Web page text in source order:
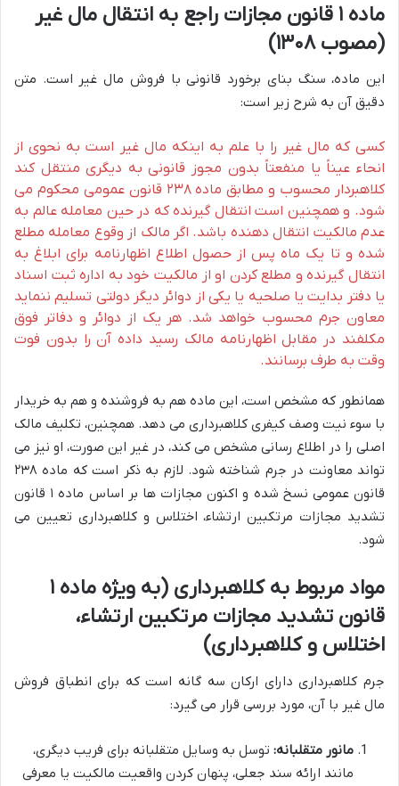
ماده ۱ قانون مجازات راجع به انتقال مال غیر
(مصوب ۱۳۰۸)
این ماده، سنگ بنای برخورد قانونی با فروش مال غیر است. متن
دقیق آن به شرح زیر است:
کسی که مال غیر را با علم به اینکه مال غیر است به نحوی از
انحاء عیناً یا منفعتاً بدون مجوز قانونی به دیگری منتقل کند
کلاهبردار محسوب و مطابق ماده ۲۳۸ قانون عمومی محکوم می
شود. و همچنین است انتقال گیرنده که در حین معامله عالم به
عدم مالکیت انتقال دهنده باشد. اگر مالک از وقوع معامله مطلع
شده و تا یک ماه پس از حصول اطلاع اظهارنامه برای ابلاغ به
انتقال گیرنده و مطلع کردن او از مالکیت خود به اداره ثبت اسناد
یا دفتر بدایت یا صلحیه یا یکی از دوائر دیگر دولتی تسلیم ننماید
معاون جرم محسوب خواهد شد. هر یک از دوائر و دفاتر فوق
مکلفند در مقابل اظهارنامه مالک رسید داده آن را بدون فوت
وقت به طرف برسانند.
همانطور که مشخص است، این ماده هم به فروشنده و هم به خریدار
با سوء نیت وصف کیفری کلاهبرداری می دهد. همچنین، تکلیف مالک
اصلی را در اطلاع رسانی مشخص می کند، در غیر این صورت، او نیز می
تواند معاونت در جرم شناخته شود. لازم به ذکر است که ماده ۲۳۸
قانون عمومی نسخ شده و اکنون مجازات ها بر اساس ماده ۱ قانون
تشدید مجازات مرتکبین ارتشاء، اختلاس و کلاهبرداری تعیین می
شود.
مواد مربوط به کلاهبرداری (به ویژه ماده ۱
قانون تشدید مجازات مرتکبین ارتشاء،
اختلاس و کلاهبرداری)
جرم کلاهبرداری دارای ارکان سه گانه است که برای انطباق فروش
مال غیر با آن، مورد بررسی قرار می گیرد:
مانور متقلبانه: توسل به وسایل متقلبانه برای فریب دیگری،
مانند ارائه سند جعلی، پنهان کردن واقعیت مالکیت یا معرفی